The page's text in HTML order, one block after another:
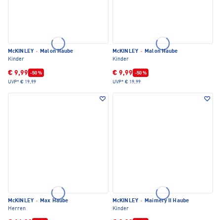
McKINLEY · Malon Haube
Kinder
€ 9,99 -50 %
UVP* € 19,99
McKINLEY · Malon Haube
Kinder
€ 9,99 -50 %
UVP* € 19,99
McKINLEY · Max Haube
Herren
McKINLEY · Maimery II Haube
Kinder